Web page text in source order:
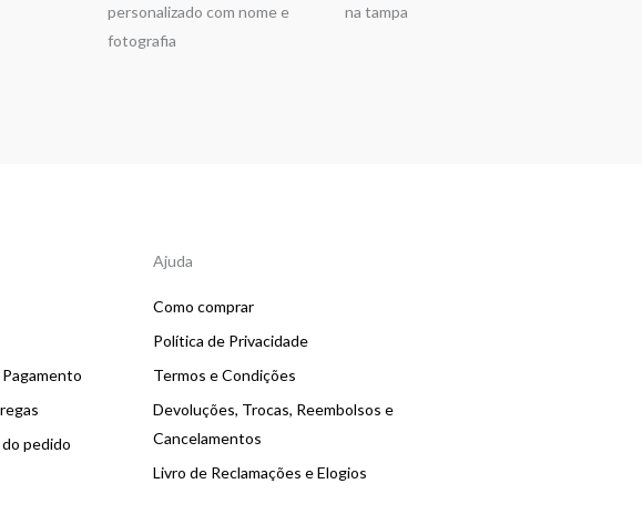
personalizado com nome e
fotografia
na tampa
pedido
Ajuda
Como comprar
Política de Privacidade
Termos e Condições
Devoluções, Trocas, Reembolsos e
Cancelamentos
Livro de Reclamações e Elogios